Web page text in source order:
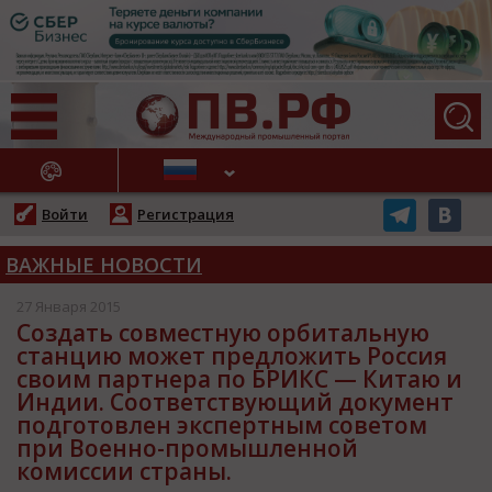
НОВОСТИ
Войти Регистрация
ВАЖНЫЕ НОВОСТИ
27 Января 2015
Создать совместную орбитальную
станцию может предложить Россия
своим партнера по БРИКС — Китаю и
Индии. Соответствующий документ
подготовлен экспертным советом
при Военно-промышленной
комиссии страны.